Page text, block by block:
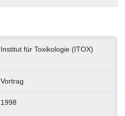
Institut für Toxikologie (ITOX)
Vortrag
1998